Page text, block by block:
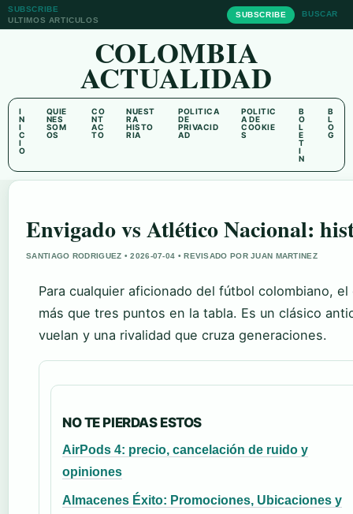
SUBSCRIBE
ULTIMOS ARTICULOS
SUBSCRIBE BUSCAR
COLOMBIA
ACTUALIDAD
I
N
I
C
I
O
QUIE
NES
SOM
OS
CO
NT
AC
TO
NUEST
RA
HISTO
RIA
POLITICA
DE
PRIVACID
AD
POLITIC
A DE
COOKIE
S
B
O
L
E
T
I
N
B
L
O
G
Envigado vs Atlético Nacional:
SANTIAGO RODRIGUEZ • 2026-07-04 • REVISADO POR JUAN MARTINEZ
Para cualquier aficionado del fútbol colombiano,
más que tres puntos en la tabla. Es un clásico
vuelan y una rivalidad que cruza generaciones.
NO TE PIERDAS ESTOS
AirPods 4: precio, cancelación de ruido y
opiniones
Almacenes Éxito: Promociones, Ubicaciones y